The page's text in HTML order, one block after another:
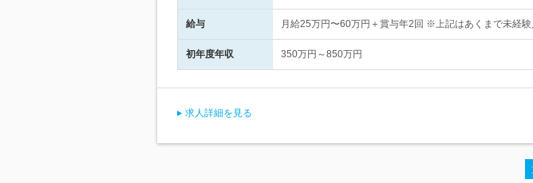
給与 月給25万円〜60万円＋賞与年2回 ※上記はあくまで未経
初年度年収 350万円～850万円
求人詳細を見る